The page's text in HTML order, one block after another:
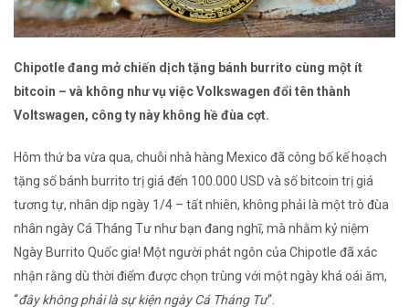
Chipotle đang mở chiến dịch tặng bánh burrito cùng một ít
bitcoin – và không như vụ việc Volkswagen đổi tên thành
Voltswagen, công ty này không hề đùa cợt.
Hôm thứ ba vừa qua, chuỗi nhà hàng Mexico đã công bố kế hoạch
tặng số bánh burrito trị giá đến 100.000 USD và số bitcoin trị giá
tương tự, nhân dịp ngày 1/4 – tất nhiên, không phải là một trò đùa
nhân ngày Cá Tháng Tư như bạn đang nghĩ, mà nhằm kỷ niệm
Ngày Burrito Quốc gia! Một người phát ngôn của Chipotle đã xác
nhận rằng dù thời điểm được chọn trùng với một ngày khá oái ăm,
“đây không phải là sự kiện ngày Cá Tháng Tư“.